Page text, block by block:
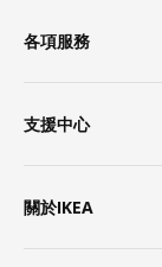
各項服務
支援中心
關於IKEA